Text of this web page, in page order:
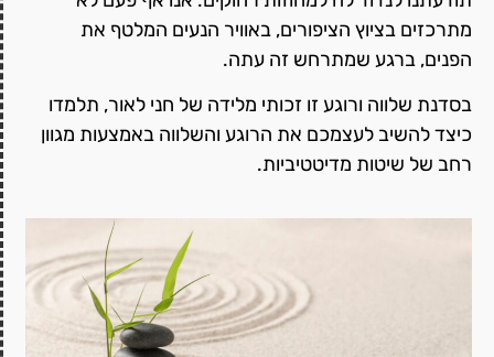
מתרכזים בציוץ הציפורים, באוויר הנעים המלטף את
הפנים, ברגע שמתרחש זה עתה.
בסדנת שלווה ורוגע זו זכותי מלידה של חני לאור, תלמדו
כיצד להשיב לעצמכם את הרוגע והשלווה באמצעות מגוון
רחב של שיטות מדיטטיביות.